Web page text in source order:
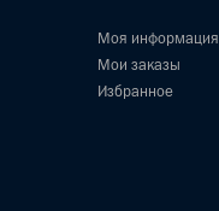
Моя информация
Мои заказы
Избранное